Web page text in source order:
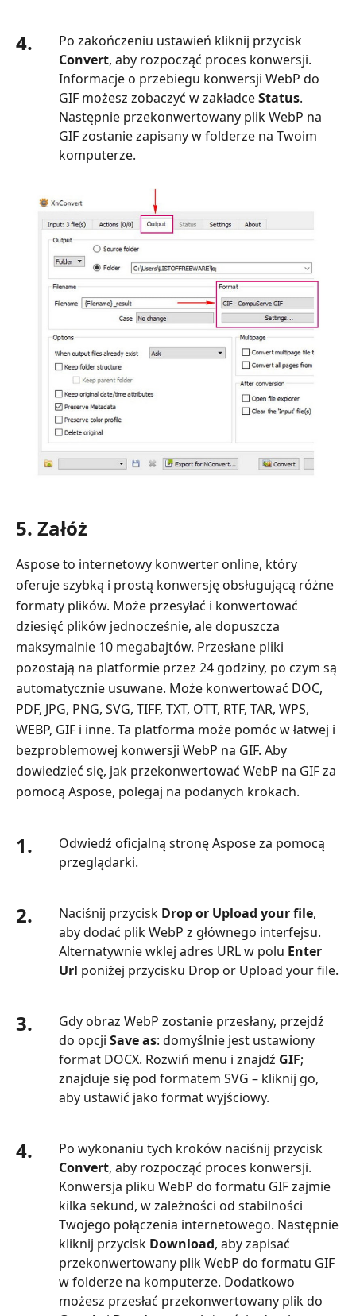
4.
Po zakończeniu ustawień kliknij przycisk
Convert, aby rozpocząć proces konwersji.
Informacje o przebiegu konwersji WebP do
GIF możesz zobaczyć w zakładceStatus.
Następnie przekonwertowany plik WebP na
GIF zostanie zapisany w folderze na Twoim
komputerze.
5. Załóż
Aspose to internetowy konwerter online, który
oferuje szybką i prostą konwersję obsługującą różne
formaty plików. Może przesyłać i konwertować
dziesięć plików jednocześnie, ale dopuszcza
maksymalnie 10 megabajtów. Przesłane pliki
pozostają na platformie przez 24 godziny, po czym są
automatycznie usuwane. Może konwertować DOC,
PDF, JPG, PNG, SVG, TIFF, TXT, OTT, RTF, TAR, WPS,
WEBP, GIF i inne. Ta platforma może pomóc w łatwej i
bezproblemowej konwersji WebP na GIF. Aby
dowiedzieć się, jak przekonwertować WebP na GIF za
pomocą Aspose, polegaj na podanych krokach.
1.
Odwiedź oficjalną stronę Aspose za pomocą
przeglądarki.
2. Naciśnij przycisk Drop or Upload your file,
aby dodać plik WebP z głównego interfejsu.
Alternatywnie wklej adres URL w polu Enter
Url poniżej przycisku Drop or Upload your file.
3.
Gdy obraz WebP zostanie przesłany, przejdź
do opcji Save as: domyślnie jest ustawiony
format DOCX. Rozwiń menu i znajdź GIF;
znajduje się pod formatem SVG – kliknij go,
aby ustawić jako format wyjściowy.
4.
Po wykonaniu tych kroków naciśnij przycisk
Convert, aby rozpocząć proces konwersji.
Konwersja pliku WebP do formatu GIF zajmie
kilka sekund, w zależności od stabilności
Twojego połączenia internetowego. Następnie
kliknij przycisk Download, aby zapisać
przekonwertowany plik WebP do formatu GIF
w folderze na komputerze. Dodatkowo
możesz przesłać przekonwertowany plik do